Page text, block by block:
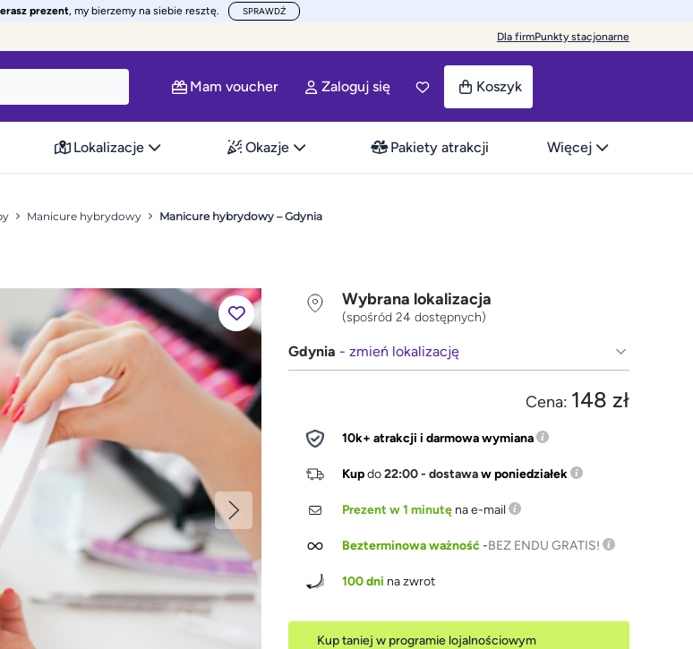
prezent, my bierzemy na siebie resztę. SPRAWDŹ
Dla firmPunkty stacjonarne
Mam voucher Zaloguj się Koszyk
Lokalizacje Okazje Pakiety atrakcji Więcej
Manicure hybrydowy Manicure hybrydowy – Gdynia
Wybrana lokalizacja
(spośród 24 dostępnych)
Gdynia - zmień lokalizację
Cena: 148 zł
10k+ atrakcji i darmowa wymiana
Kupdo22:00 - dostawaw poniedziałek
Prezent w 1 minutę na e-mail
Bezterminowa ważność-BEZ ENDU GRATIS!
100 dni na zwrot
Kup taniej w programie lojalnościowym